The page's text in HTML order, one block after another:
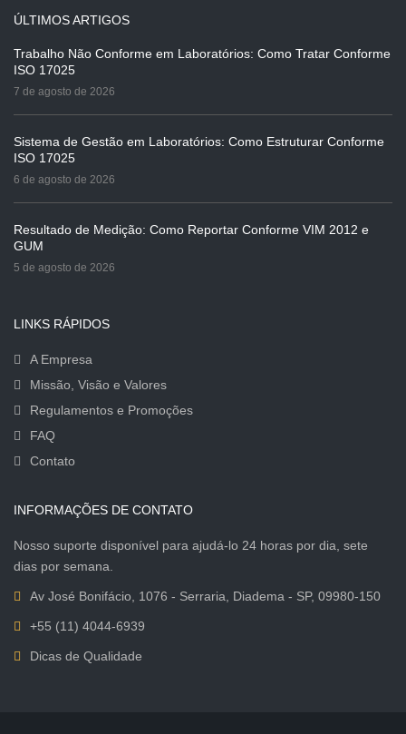
ÚLTIMOS ARTIGOS
Trabalho Não Conforme em Laboratórios: Como Tratar Conforme
ISO 17025
7 de agosto de 2026
Sistema de Gestão em Laboratórios: Como Estruturar Conforme
ISO 17025
6 de agosto de 2026
Resultado de Medição: Como Reportar Conforme VIM 2012 e
GUM
5 de agosto de 2026
LINKS RÁPIDOS
A Empresa
Missão, Visão e Valores
Regulamentos e Promoções
FAQ
Contato
INFORMAÇÕES DE CONTATO
Nosso suporte disponível para ajudá-lo 24 horas por dia, sete
dias por semana.
Av José Bonifácio, 1076 - Serraria, Diadema - SP, 09980-150
+55 (11) 4044-6939
Dicas de Qualidade